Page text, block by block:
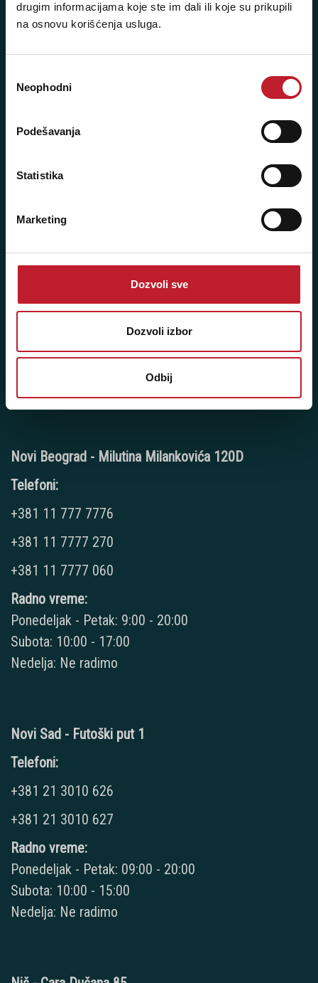
drugim informacijama koje ste im dali ili koje su prikupili
na osnovu korišćenja usluga.
сагласности
Neophodni
Podešavanja
Statistika
Marketing
Dozvoli sve
Dozvoli izbor
Odbij
060/6470116
NAŠE PRODAVNICE
Beograd - Svetogorska 9
Telefoni:
+381 11 3347 615
+381 11 2688 068
Subota: 10:00 - 17:00
Novi Beograd - Milutina Milankovića 120D
Telefoni:
+381 11 777 7776
+381 11 7777 270
+381 11 7777 060
Radno vreme:
Ponedeljak - Petak: 9:00 - 20:00
Subota: 10:00 - 17:00
Nedelja: Ne radimo
Novi Sad - Futoški put 1
Telefoni:
+381 21 3010 626
+381 21 3010 627
Radno vreme:
Ponedeljak - Petak: 09:00 - 20:00
Subota: 10:00 - 15:00
Nedelja: Ne radimo